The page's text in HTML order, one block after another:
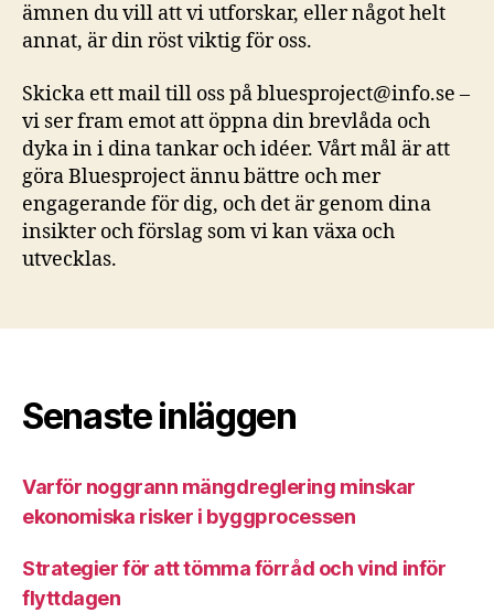
ämnen du vill att vi utforskar, eller något helt
annat, är din röst viktig för oss.
Skicka ett mail till oss påbluesproject@info.se –
vi ser fram emot att öppna din brevlåda och
dyka in i dina tankar och idéer. Vårt mål är att
göra Bluesproject ännu bättre och mer
engagerande för dig, och det är genom dina
insikter och förslag som vi kan växa och
utvecklas.
Senaste inläggen
Varför noggrann mängdreglering minskar
ekonomiska risker i byggprocessen
Strategier för att tömma förråd och vind inför
flyttdagen